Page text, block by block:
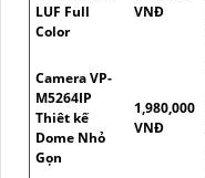
LUF Full
Color
VNĐ
Camera VP-
M5264IP
Thiêt kế
Dome Nhỏ
Gọn
1,980,000
VNĐ